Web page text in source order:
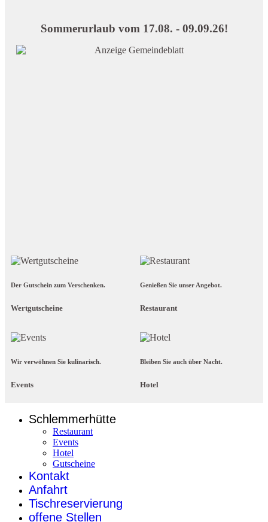
Sommerurlaub vom 17.08. - 09.09.26!
Der Gutschein zum Verschenken.
Wertgutscheine
Genießen Sie unser Angebot.
Restaurant
Wir verwöhnen Sie kulinarisch.
Events
Bleiben Sie auch über Nacht.
Hotel
Schlemmerhütte
Restaurant
Events
Hotel
Gutscheine
Kontakt
Anfahrt
Tischreservierung
offene Stellen